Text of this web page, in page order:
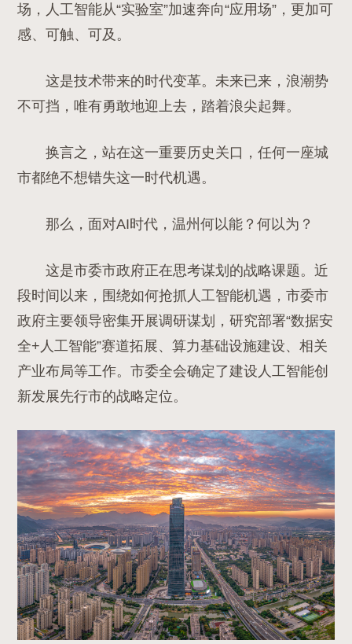
场，人工智能从“实验室”加速奔向“应用场”，更加可
感、可触、可及。
这是技术带来的时代变革。未来已来，浪潮势
不可挡，唯有勇敢地迎上去，踏着浪尖起舞。
换言之，站在这一重要历史关口，任何一座城
市都绝不想错失这一时代机遇。
那么，面对AI时代，温州何以能？何以为？
这是市委市政府正在思考谋划的战略课题。近
段时间以来，围绕如何抢抓人工智能机遇，市委市
政府主要领导密集开展调研谋划，研究部署“数据安
全+人工智能”赛道拓展、算力基础设施建设、相关
产业布局等工作。市委全会确定了建设人工智能创
新发展先行市的战略定位。